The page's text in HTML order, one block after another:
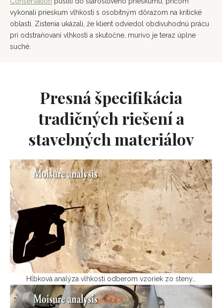
vykonali prieskum vlhkosti s osobitným dôrazom na kritické
oblasti. Zistenia ukázali, že klient odviedol obdivuhodnú prácu
pri odstraňovaní vlhkosti a skutočne, murivo je teraz úplne
suché.
Presná špecifikácia
tradičných riešení a
stavebných materiálov
Hĺbková analýza vlhkosti odberom vzoriek zo steny…